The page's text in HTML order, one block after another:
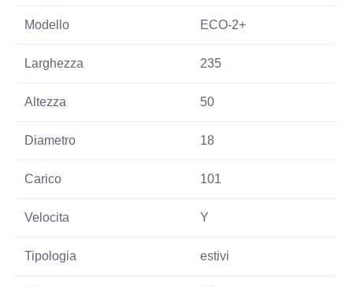
Modello ECO-2+
Larghezza 235
Altezza 50
Diametro 18
Carico 101
Velocita Y
Tipologia estivi